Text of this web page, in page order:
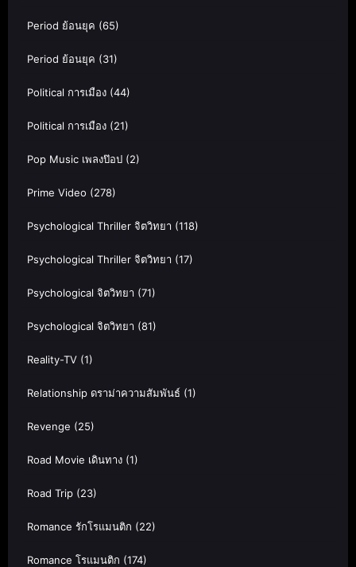
Period ย้อนยุค (65)
Period ย้อนยุค (31)
Political การเมือง (44)
Political การเมือง (21)
Pop Music เพลงป๊อป (2)
Prime Video (278)
Psychological Thriller จิตวิทยา (118)
Psychological Thriller จิตวิทยา (17)
Psychological จิตวิทยา (71)
Psychological จิตวิทยา (81)
Reality-TV (1)
Relationship ดราม่าความสัมพันธ์ (1)
Revenge (25)
Road Movie เดินทาง (1)
Road Trip (23)
Romance รักโรแมนติก (22)
Romance โรแมนติก (174)